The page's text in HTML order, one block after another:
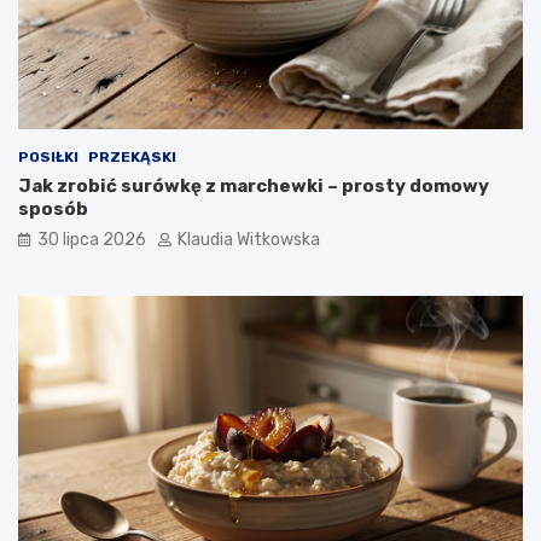
o
k
u
POSIŁKI PRZEKĄSKI
Jak zrobić surówkę z marchewki – prosty domowy
sposób
30 lipca 2026 Klaudia Witkowska